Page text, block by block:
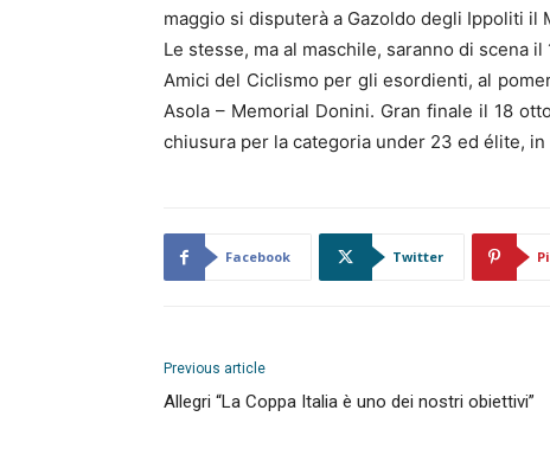
maggio si disputerà a Gazoldo degli Ippoliti
Le stesse, ma al maschile, saranno di scena
Amici del Ciclismo per gli esordienti, al
Asola – Memorial Donini. Gran finale il 18
chiusura per la categoria under 23 ed élite,
Facebook Twitter
Previous article
Allegri “La Coppa Italia è uno dei nostri obiettivi”